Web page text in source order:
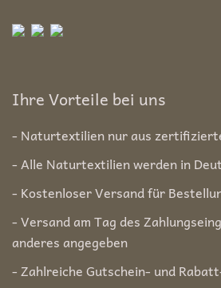
Ihre Vorteile bei uns
- Naturtextilien nur aus
- Alle Naturtextilien werden in
- Kostenloser Versand für
- Versand am Tag des
anderes angegeben
- Zahlreiche Gutschein- und